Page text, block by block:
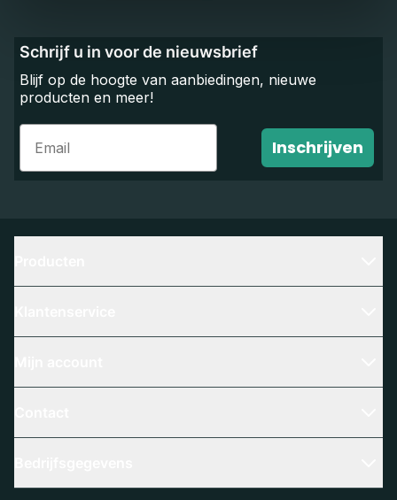
Schrijf u in voor de nieuwsbrief
Blijf op de hoogte van aanbiedingen, nieuwe
producten en meer!
Email
Inschrijven